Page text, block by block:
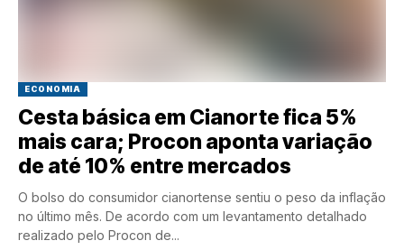
ECONOMIA
Cesta básica em Cianorte fica 5%
mais cara; Procon aponta variação
de até 10% entre mercados
O bolso do consumidor cianortense sentiu o peso da inflação
no último mês. De acordo com um levantamento detalhado
realizado pelo Procon de...